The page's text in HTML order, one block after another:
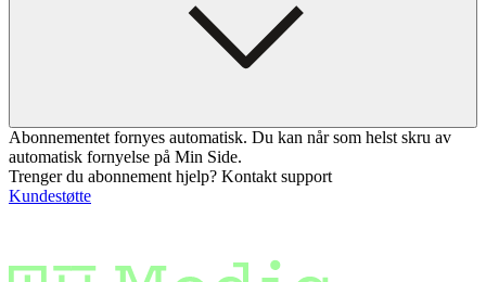
Abonnementet fornyes automatisk. Du kan når som helst skru av
automatisk fornyelse på Min Side.
Trenger du abonnement hjelp? Kontakt support
Kundestøtte